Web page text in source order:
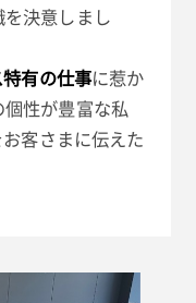
決意しまし
有の仕事に惹か
性が豊富な私
客さまに伝えた